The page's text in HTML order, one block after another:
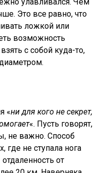
улавливался. Чем
Это все равно, что
ложкой или
возможность
с собой куда-то,
«ни для кого не секрет,
«. Пусть говорят,
не важно. Способ
где не ступала нога
от